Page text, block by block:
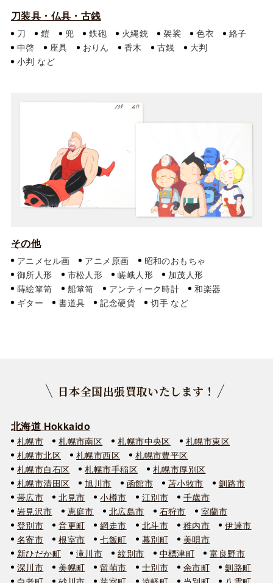
刀装具・仏具・古銭
刀 鎧 兜 鉄砲 火縄銃 袈裟 色衣
絡子
中啓
座具 おりん 香木 古銭
大判
小判
その他
アニメセル画 アニメ原画
昭和のおもちゃ
御所人形
市松人形 嵯峨人形
加茂人形
蒔絵箪笥
船箪笥 アンティーク時計
和楽器
ギター
書道具 記念硬貨 切手
日本全国出張買取いたします！
北海道 Hokkaido
札幌市 札幌市南区 札幌市中央区
札幌市東区
札幌市北区
札幌市西区
札幌市豊平区
札幌市白石区
札幌市手稲区
札幌市厚別区
札幌市清田区
旭川市 函館市 苫小牧市
釧路市
帯広市
北見市 小樽市 江別市
千歳市
岩見沢市
恵庭市 北広島市 石狩市
室蘭市
登別市
音更町 網走市 北斗市 稚内市
伊達市
名寄市
根室市 七飯町 幕別町
美唄市
新ひだか町
滝川市 紋別市 中標津町
富良野市
深川市
美幌町 留萌市 士別市 余市町
釧路町